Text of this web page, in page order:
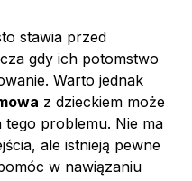
stawia przed
gdy ich potomstwo
Warto jednak
z dzieckiem może
problemu. Nie ma
ale istnieją pewne
w nawiązaniu